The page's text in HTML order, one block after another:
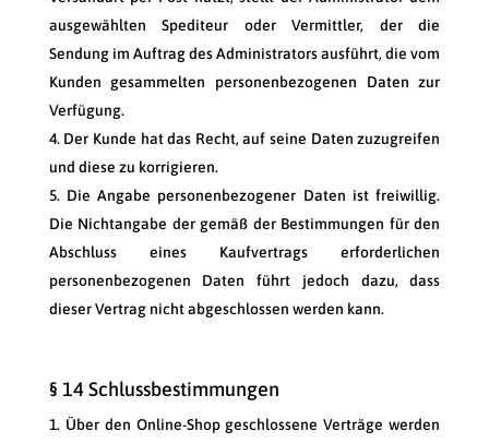
ausgewählten Spediteur oder Vermittler, der die
Sendung im Auftrag des Administrators ausführt, die vom
Kunden gesammelten personenbezogenen Daten zur
Verfügung.
Der Kunde hat das Recht, auf seine Daten zuzugreifen
und diese zu korrigieren.
Die Angabe personenbezogener Daten ist freiwillig.
Die Nichtangabe der gemäß der Bestimmungen für den
Abschluss eines Kaufvertrags erforderlichen
personenbezogenen Daten führt jedoch dazu, dass
dieser Vertrag nicht abgeschlossen werden kann.
§ 14 Schlussbestimmungen
Über den Online-Shop geschlossene Verträge werden